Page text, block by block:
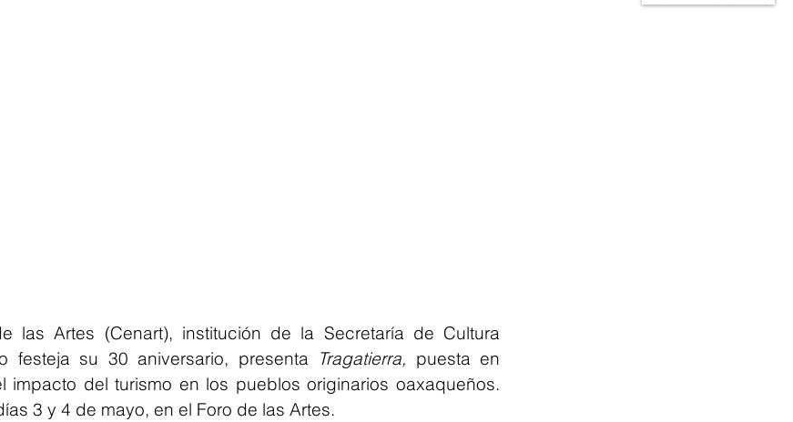
las Artes (Cenart), institución de la Secretaría de Cultura
festeja su 30 aniversario, presenta
Tragatierra, puesta en
impacto del turismo en los pueblos originarios oaxaqueños.
3 y 4 de mayo, en el Foro de las Artes.